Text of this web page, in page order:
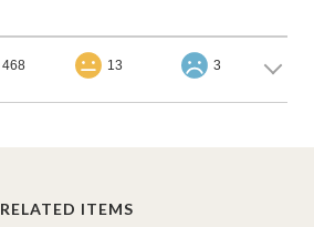
468 13 3
RELATED ITEMS